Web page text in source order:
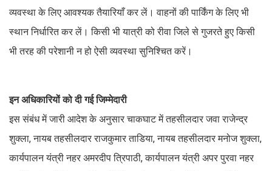
व्यवस्था के लिए आवश्यक तैयारियाँ कर लें। वाहनों की पार्किंग के लिए भी
स्थान निर्धारित कर लें। किसी भी यात्री को रीवा जिले से गुजरते हुए किसी
भी तरह की परेशानी न हो ऐसी व्यवस्था सुनिश्चित करें।
इन अधिकारियों को दी गई जिम्मेदारी
इस संबंध में जारी आदेश के अनुसार चाकघाट में तहसीलदार जवा राजेन्द्र
शुक्ला, नायब तहसीलदार राजकुमार ताडिया, नायब तहसीलदार मनोज शुक्ला,
कार्यपालन यंत्री नहर अमरदीप त्रिपाठी, कार्यपालन यंत्री अपर पुरवा नहर